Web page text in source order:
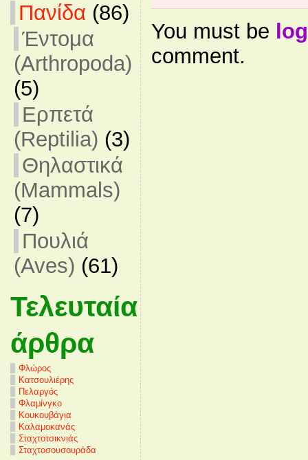
Πανίδα (86)
Έντομα
(Arthropoda)
(5)
Ερπετά
(Reptilia) (3)
Θηλαστικά
(Mammals)
(7)
Πουλιά
(Aves) (61)
Τελευταία
άρθρα
Φλώρος
Κατσουλιέρης
Πελαργός
Φλαμίνγκο
Κουκουβάγια
Καλαμοκανάς
Σταχτοτσικνιάς
Σταχτοσουσουράδα
You must be
comment.